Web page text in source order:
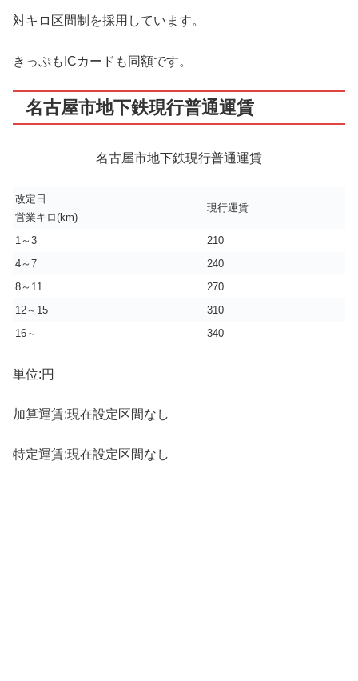
対キロ区間制を採用しています。
きっぷもICカードも同額です。
名古屋市地下鉄現行普通運賃
名古屋市地下鉄現行普通運賃
改定日
営業キロ(km)
現行運賃
1～3
210
4～7
240
8～11
270
12～15
310
16～
340
単位:円
加算運賃:現在設定区間なし
特定運賃:現在設定区間なし